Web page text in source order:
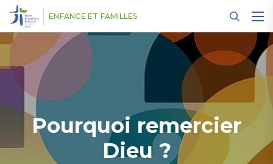
ENFANCE ET FAMILLES
Pourquoi remercier
Dieu ?
Panneau de gestion des cookies